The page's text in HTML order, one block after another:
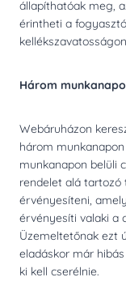
állapíthatóak meg,
érintheti a
Három
Webáruházon
három
munkanapon belüli
rendelet alá
érvényesíteni,
érvényesíti valaki a
Üzemeltetőnak ezt
eladáskor már
ki kell cserélnie.